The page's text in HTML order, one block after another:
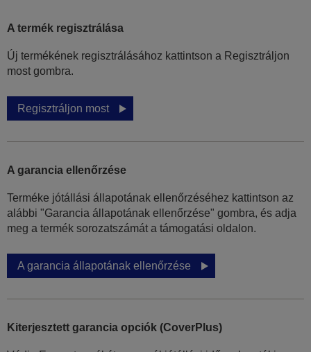
A termék regisztrálása
Új termékének regisztrálásához kattintson a Regisztráljon
most gombra.
Regisztráljon most
A garancia ellenőrzése
Terméke jótállási állapotának ellenőrzéséhez kattintson az
alábbi "Garancia állapotának ellenőrzése" gombra, és adja
meg a termék sorozatszámát a támogatási oldalon.
A garancia állapotának ellenőrzése
Kiterjesztett garancia opciók (CoverPlus)